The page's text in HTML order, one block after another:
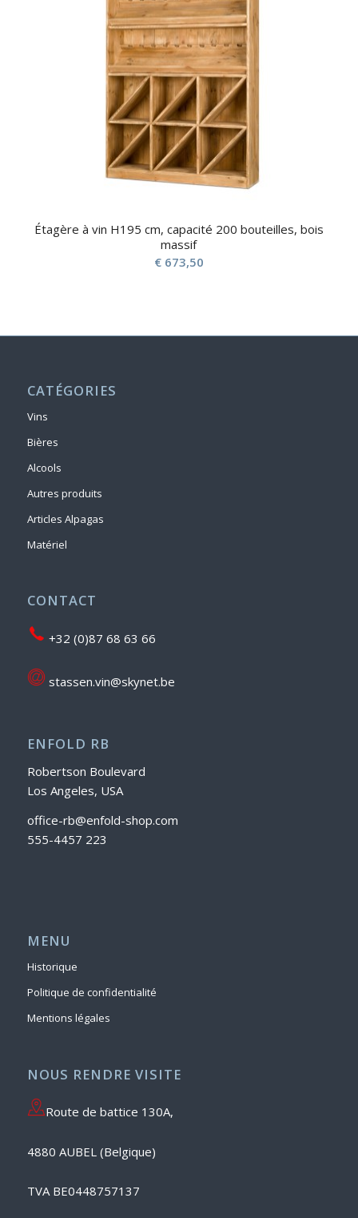
Étagère à vin H195 cm, capacité 200 bouteilles, bois
massif
€673,50
CATÉGORIES
Vins
Bières
Alcools
Autres produits
Articles Alpagas
Matériel
CONTACT
+32 (0)87 68 63 66
stassen.vin@skynet.be
ENFOLD RB
Robertson Boulevard
Los Angeles, USA
office-rb@enfold-shop.com
555-4457 223
MENU
Historique
Politique de confidentialité
Mentions légales
NOUS RENDRE VISITE
Route de battice 130A,
4880 AUBEL (Belgique)
TVA BE0448757137